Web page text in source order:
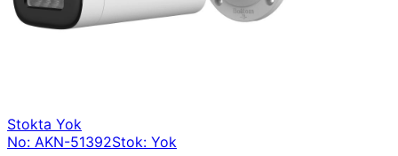
Stokta Yok
No: AKN-51392Stok: Yok